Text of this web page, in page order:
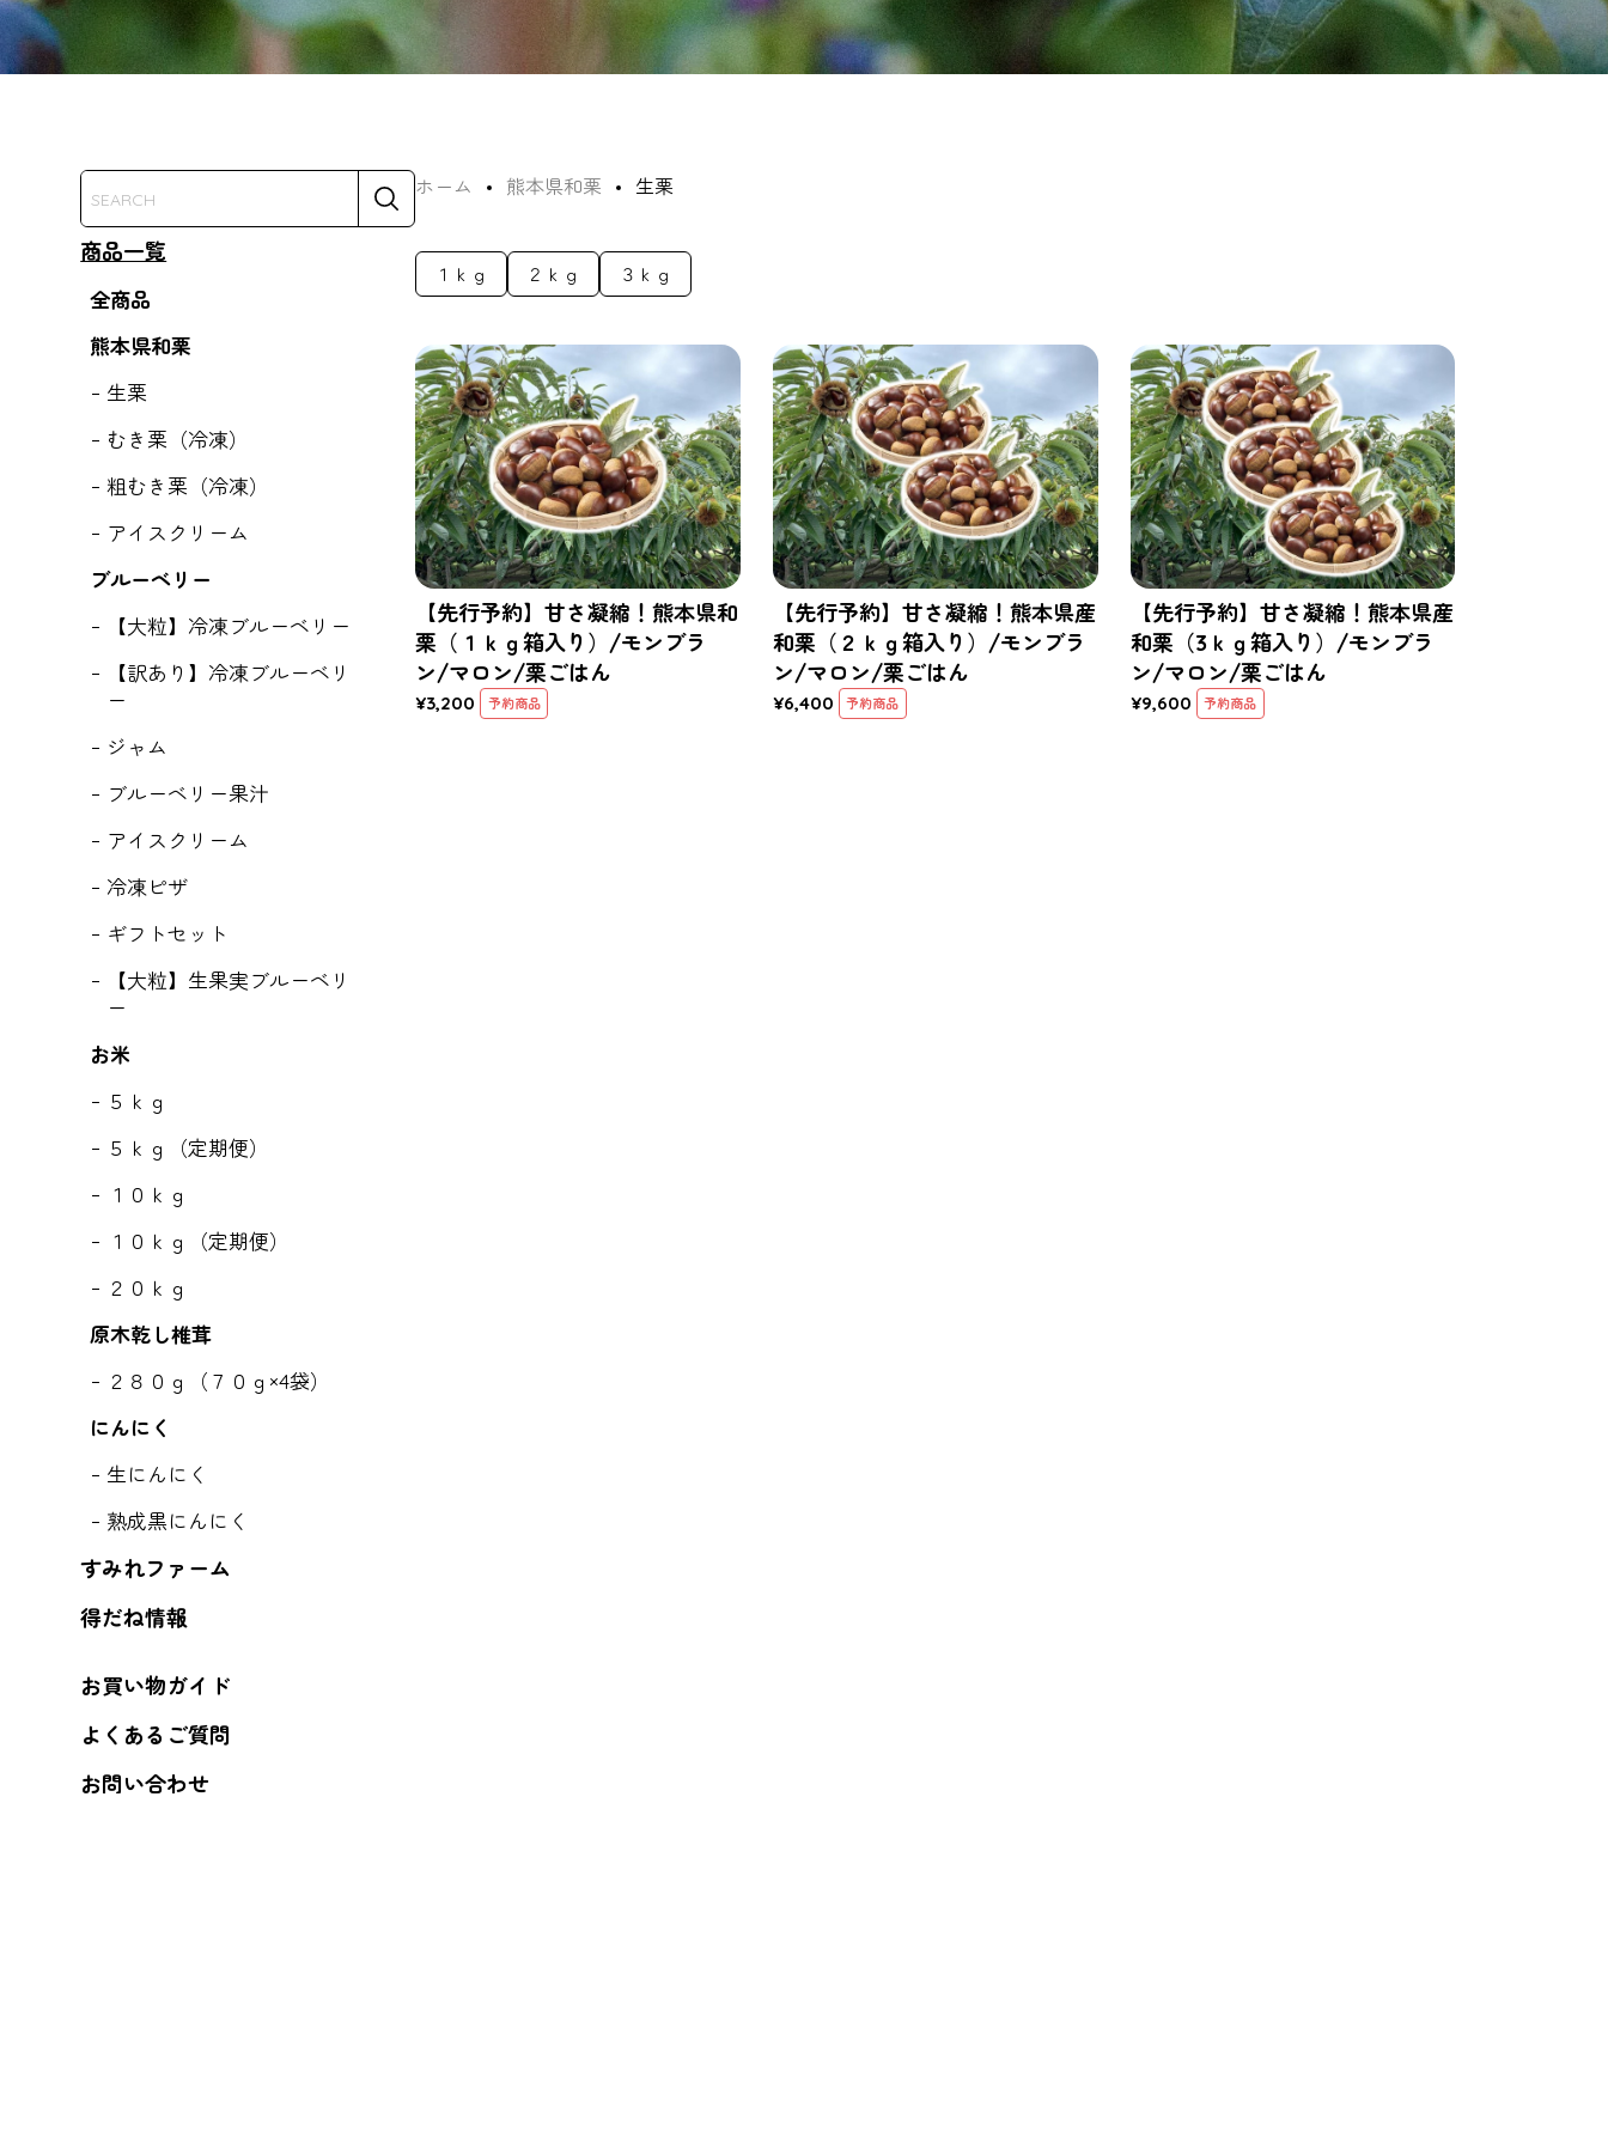
商品一覧
全商品
熊本県和栗
生栗
むき栗（冷凍）
粗むき栗（冷凍）
アイスクリーム
ブルーベリー
【大粒】冷凍ブルーベリー
【訳あり】冷凍ブルーベリ
ー
ジャム
ブルーベリー果汁
アイスクリーム
冷凍ピザ
ギフトセット
【大粒】生果実ブルーベリ
ー
お米
５ｋｇ
５ｋｇ（定期便）
１０ｋｇ
１０ｋｇ（定期便）
２０ｋｇ
原木乾し椎茸
２８０ｇ（７０ｇ×4袋）
にんにく
生にんにく
熟成黒にんにく
すみれファーム
得だね情報
お買い物ガイド
よくあるご質問
お問い合わせ
ホーム 熊本県和栗 生栗
１ｋｇ ２ｋｇ ３ｋｇ
【先行予約】甘さ凝縮！熊本県和
栗（１ｋｇ箱入り）/モンブラ
ン/マロン/栗ごはん
¥3,200 予約商品
【先行予約】甘さ凝縮！熊本県産
和栗（２ｋｇ箱入り）/モンブラ
ン/マロン/栗ごはん
¥6,400 予約商品
【先行予約】甘さ凝縮！熊本県産
和栗（3ｋｇ箱入り）/モンブラ
ン/マロン/栗ごはん
¥9,600 予約商品